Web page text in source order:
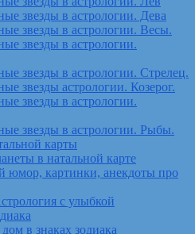
звезды в астрологии. Дева
звезды в астрологии. Весы.
звезды в астрологии.
звезды в астрологии. Стрелец.
звезды астрологии. Козерог.
звезды в астрологии.
звезды в астрологии. Рыбы.
карты
в натальной карте
юмор, картинки, анекдоты про
с улыбкой
в знаках зодиака